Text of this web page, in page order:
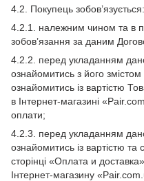
4.2. Покупець зобов’язується:
4.2.1. належним чином та в
зобов’язання за даним
4.2.2. перед укладанням
ознайомитись з його
ознайомитись із вартістю
в Інтернет-магазині
оплати;
4.2.3. перед укладанням
ознайомитись із вартістю
сторінці «Оплата и
Інтернет-магазину